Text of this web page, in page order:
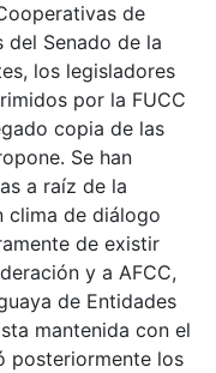
de
del Senado de la
los legisladores
por la FUCC
copia de las
Se han
a raíz de la
clima de diálogo
de existir
y a AFCC,
de Entidades
mantenida con el
posteriormente los